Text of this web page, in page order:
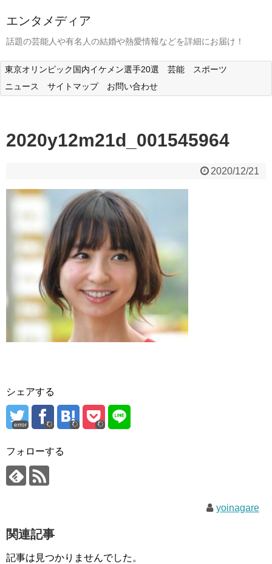
エンタメディア
話題の芸能人や有名人の結婚や熱愛情報などを詳細にお届け！
東京オリンピック国内イケメン選手20選 芸能
スポーツ
ニュース
サイトマップ お問い合わせ
2020y12m21d_001545964
2020/12/21
シェアする
error
フォローする
yoinagare
関連記事
記事は見つかりませんでした。